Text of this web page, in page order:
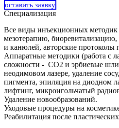
оставить заявку
Специализация
Все виды инъекционных методик
мезотерапию,
и канюлей, авторские протоколы
Аппаратные методики (работа с
сложности - CO2 и эрбиевые
неодимовом лазере, удаление
пигмента, эпиляция на диодном
лифтинг, микроигольчатый
Удаление новообразований.
Уходовые процедуры на
Реабилитация после